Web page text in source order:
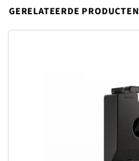
GERELATEERDE PRODUCTEN